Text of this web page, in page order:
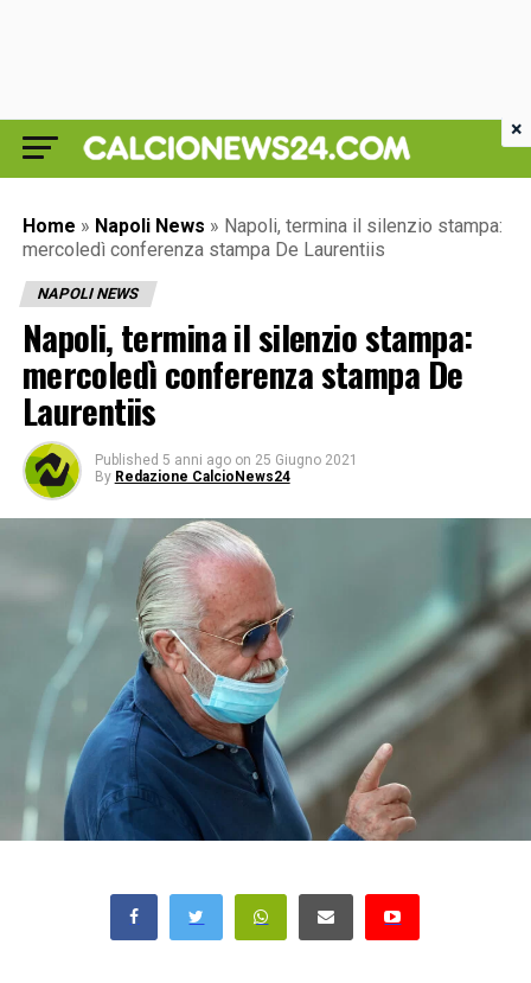
Home » Napoli News » Napoli, termina il silenzio stampa:
mercoledì conferenza stampa De Laurentiis
NAPOLI NEWS
Napoli, termina il silenzio stampa:
mercoledì conferenza stampa De
Laurentiis
Published 5 anni ago on 25 Giugno 2021
By Redazione CalcioNews24
×